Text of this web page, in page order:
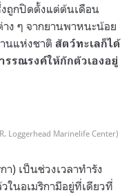
ถูกปิดตั้งแต่ต้นเดือน
ง ๆ จากยานพาหนะน้อย
นแห่งชาติ สัตว์ทะเลก็ได้
รณรงค์ให้กักตัวเองอยู่
Loggerhead Marinelife Center)
า) เป็นช่วงเวลาทำรัง
ในอเมริกามีอยู่ที่เดียวที่